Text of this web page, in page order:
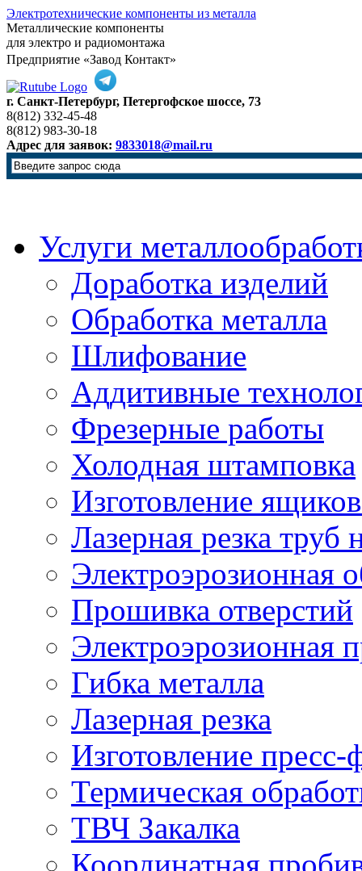
Электротехнические компоненты из металла
Металлические компоненты
для электро и радиомонтажа
Предприятие «Завод Контакт»
г. Санкт-Петербург, Петергофское шоссе, 73
8(812) 332-45-48
8(812) 983-30-18
Адрес для заявок: 9833018@mail.ru
Услуги
Доработка изделий
Обработка металла
Шлифование
Аддитивные
Фрезерные работы
Холодная штамповка
Изготовление
Лазерная резка труб
Электроэрозионная
Прошивка отверстий
Электроэрозионная
Гибка металла
Лазерная резка
Изготовление
Термическая
ТВЧ Закалка